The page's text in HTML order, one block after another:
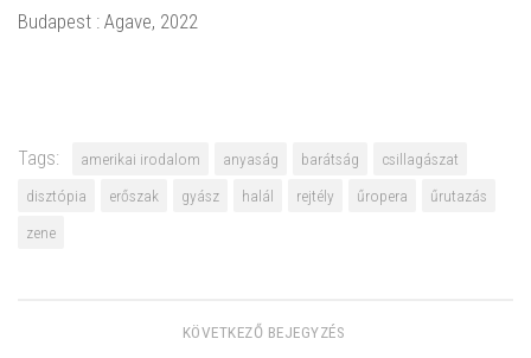
Budapest : Agave, 2022
Tags: amerikai irodalom anyaság barátság
csillagászat
disztópia
erőszak gyász halál rejtély űropera
űrutazás
zene
KÖVETKEZŐ BEJEGYZÉS